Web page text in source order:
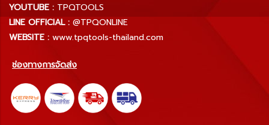
YOUTUBE : TPQTOOLS
LINE OFFICIAL : @TPQONLINE
WEBSITE : www.tpqtools-thailand.com
ช่องทางการจัดส่ง